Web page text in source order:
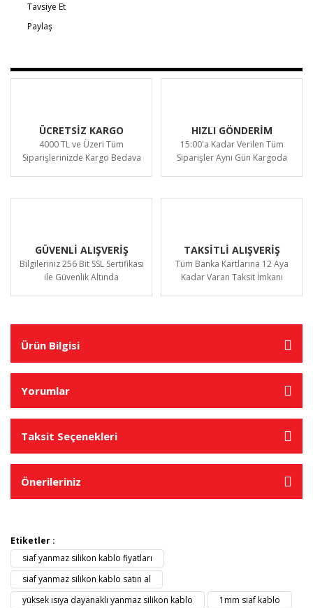
Tavsiye Et
Paylaş
ÜCRETSİZ KARGO
4000 TL ve Üzeri Tüm
Siparişlerinizde Kargo Bedava
HIZLI GÖNDERİM
15:00'a Kadar Verilen Tüm
Siparişler Aynı Gün Kargoda
GÜVENLİ ALIŞVERİŞ
Bilgileriniz 256 Bit SSL Sertifikası
ile Güvenlik Altında
TAKSİTLİ ALIŞVERİŞ
Tüm Banka Kartlarına 12 Aya
Kadar Varan Taksit İmkanı
Ürün Bilgisi
Yorumlar
Taksit Seçenekleri
Önerileriniz
Etiketler :
siaf yanmaz silikon kablo fiyatları
siaf yanmaz silikon kablo satın al
yüksek ısıya dayanaklı yanmaz silikon kablo
1mm siaf kablo